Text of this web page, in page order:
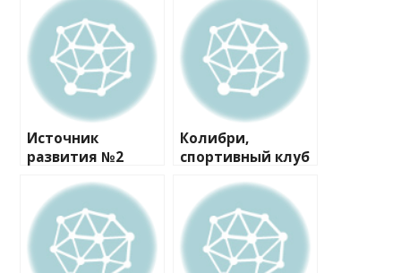
Источник
развития №2
Колибри,
спортивный клуб